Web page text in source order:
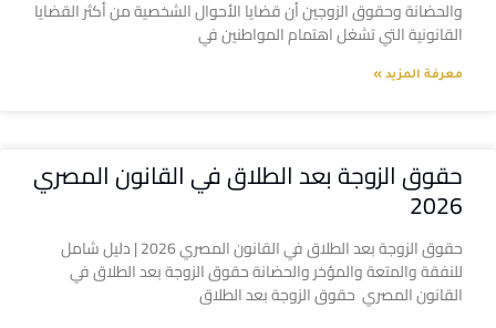
والحضانة وحقوق الزوجين أن قضايا الأحوال الشخصية من أكثر القضايا
القانونية التي تشغل اهتمام المواطنين في
معرفة المزيد »
حقوق الزوجة بعد الطلاق في القانون المصري
2026
حقوق الزوجة بعد الطلاق في القانون المصري 2026 | دليل شامل
للنفقة والمتعة والمؤخر والحضانة حقوق الزوجة بعد الطلاق في
القانون المصري حقوق الزوجة بعد الطلاق